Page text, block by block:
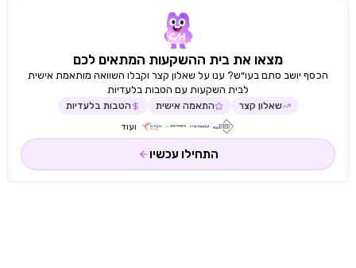
מצאו את בית ההשקעות המתאים לכם
הכסף יושב סתם בעו״ש? ענו על שאלון קצר וקבלו השוואה מותאמת אישית
לבית השקעות עם הטבות בלעדיות
שאלון קצר התאמה אישית הטבות בלעדיות
ועוד
התחילו עכשיו